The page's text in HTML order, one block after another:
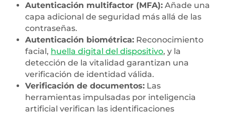
Autenticación multifactor (MFA): Añade una
capa adicional de seguridad más allá de las
contraseñas.
Autenticación biométrica: Reconocimiento
facial, huella digital del dispositivo, y la
detección de la vitalidad garantizan una
verificación de identidad válida.
Verificación de documentos: Las
herramientas impulsadas por inteligencia
artificial verifican las identificaciones